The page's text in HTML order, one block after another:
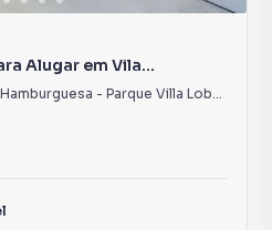
Alugar em Vila
Villa Lobos- Parque Villa Lobos